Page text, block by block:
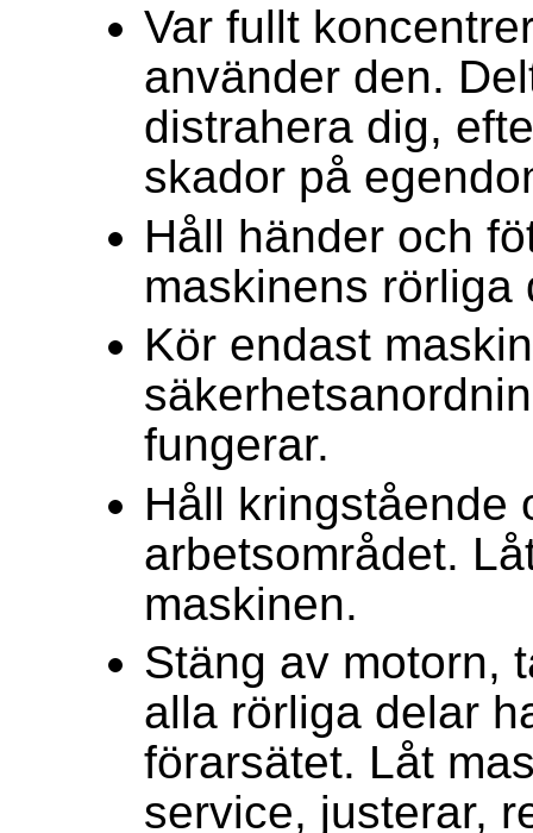
Var fullt
använder den.
distrahera dig,
skador på
Håll händer och
maskinens rörliga
Kör endast
fungerar.
Håll kringstående
arbetsområdet.
maskinen.
Stäng av motorn,
alla rörliga delar
förarsätet. Låt
service, justerar,